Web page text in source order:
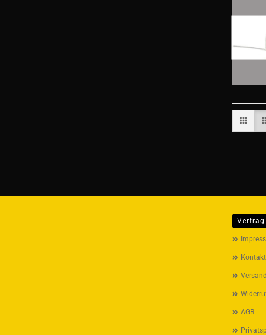
MEHR
Kontakt
AGB